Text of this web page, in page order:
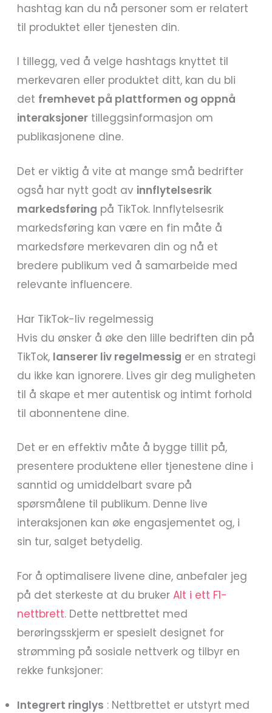
hashtag kan du nå personer som er relatert
til produktet eller tjenesten din.
I tillegg, ved å velge hashtags knyttet til
merkevaren eller produktet ditt, kan du bli
det fremhevet på plattformen og oppnå
interaksjoner tilleggsinformasjon om
publikasjonene dine.
Det er viktig å vite at mange små bedrifter
også har nytt godt av innflytelsesrik
markedsføring på TikTok. Innflytelsesrik
markedsføring kan være en fin måte å
markedsføre merkevaren din og nå et
bredere publikum ved å samarbeide med
relevante influencere.
Har TikTok-liv regelmessig
Hvis du ønsker å øke den lille bedriften din på
TikTok, lanserer liv regelmessig er en strategi
du ikke kan ignorere. Lives gir deg muligheten
til å skape et mer autentisk og intimt forhold
til abonnentene dine.
Det er en effektiv måte å bygge tillit på,
presentere produktene eller tjenestene dine i
sanntid og umiddelbart svare på
spørsmålene til publikum. Denne live
interaksjonen kan øke engasjementet og, i
sin tur, salget betydelig.
For å optimalisere livene dine, anbefaler jeg
på det sterkeste at du brukerAlt i ett F1-
nettbrett. Dette nettbrettet med
berøringsskjerm er spesielt designet for
strømming på sosiale nettverk og tilbyr en
rekke funksjoner:
Integrert ringlys : Nettbrettet er utstyrt med